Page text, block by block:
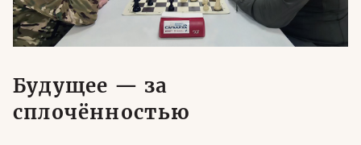
Будущее — за
сплочённостью